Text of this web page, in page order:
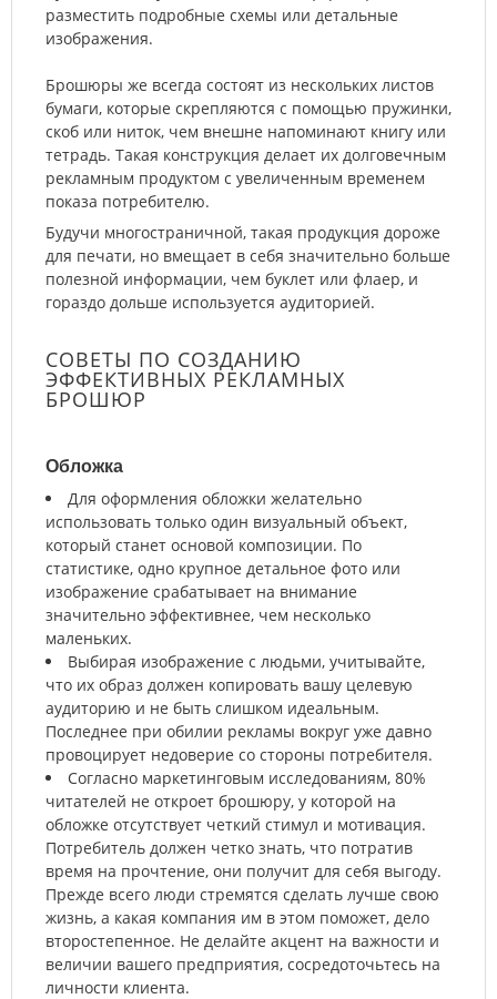
разместить подробные схемы или детальные
изображения.
Брошюры же всегда состоят из нескольких листов
бумаги, которые скрепляются с помощью пружинки,
скоб или ниток, чем внешне напоминают книгу или
тетрадь. Такая конструкция делает их долговечным
рекламным продуктом с увеличенным временем
показа потребителю.
Будучи многостраничной, такая продукция дороже
для печати, но вмещает в себя значительно больше
полезной информации, чем буклет или флаер, и
гораздо дольше используется аудиторией.
СОВЕТЫ ПО СОЗДАНИЮ
ЭФФЕКТИВНЫХ РЕКЛАМНЫХ
БРОШЮР
Обложка
Для оформления обложки желательно
использовать только один визуальный объект,
который станет основой композиции. По
статистике, одно крупное детальное фото или
изображение срабатывает на внимание
значительно эффективнее, чем несколько
маленьких.
Выбирая изображение с людьми, учитывайте,
что их образ должен копировать вашу целевую
аудиторию и не быть слишком идеальным.
Последнее при обилии рекламы вокруг уже давно
провоцирует недоверие со стороны потребителя.
Согласно маркетинговым исследованиям, 80%
читателей не откроет брошюру, у которой на
обложке отсутствует четкий стимул и мотивация.
Потребитель должен четко знать, что потратив
время на прочтение, они получит для себя выгоду.
Прежде всего люди стремятся сделать лучше свою
жизнь, а какая компания им в этом поможет, дело
второстепенное. Не делайте акцент на важности и
величии вашего предприятия, сосредоточьтесь на
личности клиента.